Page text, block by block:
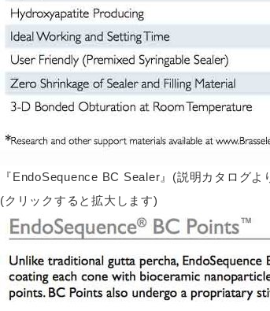
『EndoSequence BC Sealer』(説明カタログよ
(クリックすると拡大します)